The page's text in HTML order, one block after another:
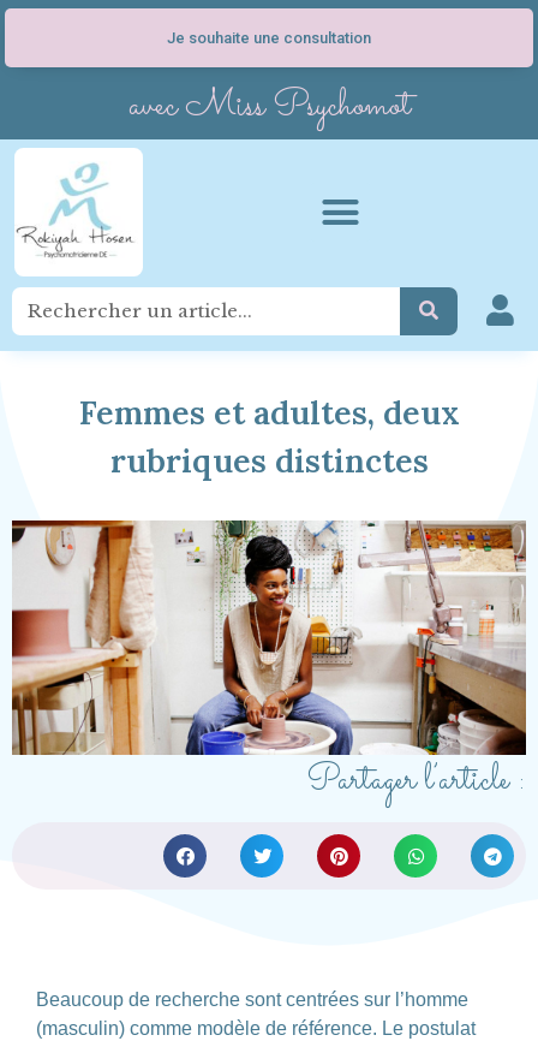
Je souhaite une consultation
avec Miss Psychomot
Femmes et adultes, deux
rubriques distinctes
Partager l’article :
Beaucoup de recherche sont centrées sur l’homme
(masculin) comme modèle de référence. Le postulat